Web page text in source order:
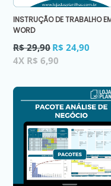
INSTRUÇÃO DE TRABALHO
WORD
Preço
normal
R$ 29,90 R$ 24,90
4X R$ 6,90